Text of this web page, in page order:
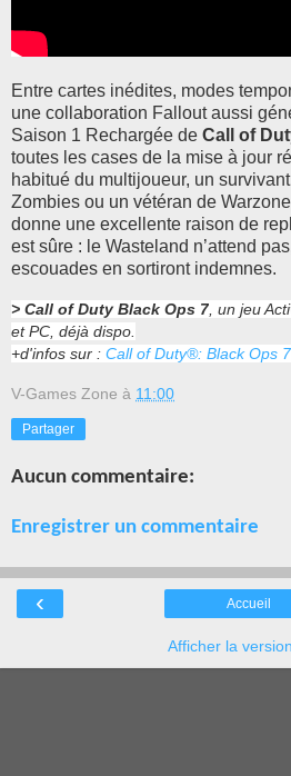
Entre cartes inédites, modes
une collaboration Fallout aussi
Saison 1 Rechargée de Call of
toutes les cases de la mise à jour
habitué du multijoueur, un
Zombies ou un vétéran de
donne une excellente raison de
est sûre : le Wasteland n’attend
escouades en sortiront indemnes.
> Call of Duty Black Ops 7 , un jeu
et PC, déjà dispo.
+d'infos sur : Call of Duty®: Black Ops
V-Games Zone à 11:00
Partager
Aucun commentaire:
Enregistrer un commentaire
‹ Accueil
Afficher la